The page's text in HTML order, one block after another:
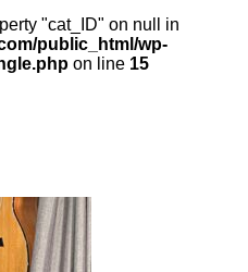
"cat_ID" on null in
public_html/wp-
on line 15